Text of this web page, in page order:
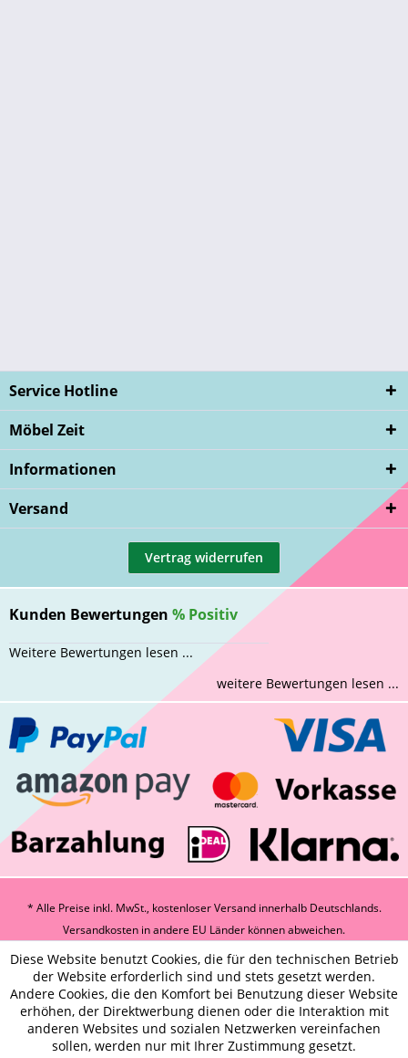
Service Hotline
Möbel Zeit
Informationen
Versand
Vertrag widerrufen
Kunden Bewertungen % Positiv
Weitere Bewertungen lesen ...
weitere Bewertungen lesen ...
* Alle Preise inkl. MwSt., kostenloser Versand innerhalb Deutschlands.
Versandkosten in andere EU Länder können abweichen.
Diese Website benutzt Cookies, die für den technischen Betrieb
der Website erforderlich sind und stets gesetzt werden.
Andere Cookies, die den Komfort bei Benutzung dieser Website
erhöhen, der Direktwerbung dienen oder die Interaktion mit
anderen Websites und sozialen Netzwerken vereinfachen
sollen, werden nur mit Ihrer Zustimmung gesetzt.